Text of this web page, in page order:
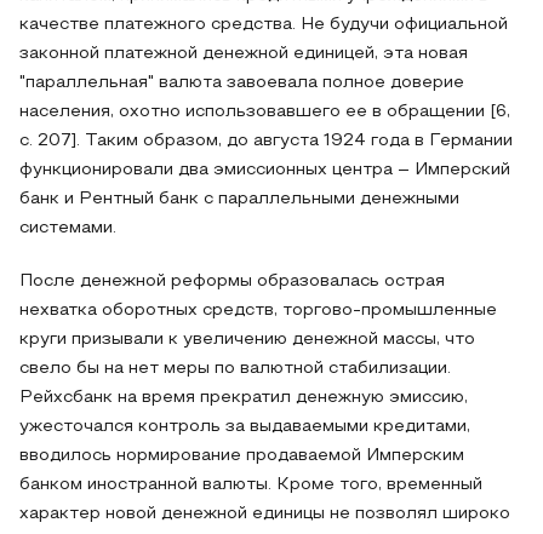
качестве платежного средства. Не будучи официальной
законной платежной денежной единицей, эта новая
"параллельная" валюта завоевала полное доверие
населения, охотно использовавшего ее в обращении [6,
с. 207]. Таким образом, до августа 1924 года в Германии
функционировали два эмиссионных центра – Имперский
банк и Рентный банк с параллельными денежными
системами.
После денежной реформы образовалась острая
нехватка оборотных средств, торгово-промышленные
круги призывали к увеличению денежной массы, что
свело бы на нет меры по валютной стабилизации.
Рейхсбанк на время прекратил денежную эмиссию,
ужесточался контроль за выдаваемыми кредитами,
вводилось нормирование продаваемой Имперским
банком иностранной валюты. Кроме того, временный
характер новой денежной единицы не позволял широко